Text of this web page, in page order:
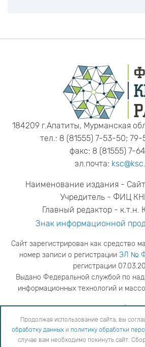
184209 г.Апатиты, Мурманская
тел.: 8 (81555) 7-53-50;
факс: 8 (81555) 7-
эл.почта:
Наименование издания -
Учредитель - ФИЦ
Главный редактор - к.т.н.
Знак информационной
Сайт зарегистрирован как средство
номер записи о регистрации ЭЛ №
регистрации
Выдано Федеральной службой по
информационных технологий и
адрес редакции
телефон редакции
Продолжая использование сайта, вы соглашаетесь с
обработки персональных данных
в ином случае вам
Продолжая использование сайта, вы
обработку данных и политику обработки
случае вам необходимо покинуть сайт.